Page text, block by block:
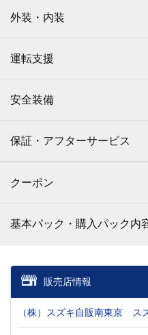
外装・内装
運転支援
安全装備
保証・アフターサービス
クーポン
基本パック・購入パック内
販売店情報
（株）スズキ自販南東京 ス